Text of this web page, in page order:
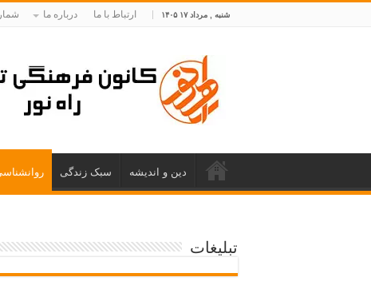
شنبه , مرداد ۱۷ ۱۴۰۵ ارتباط با ما درباره ما
دین و اندیشه سبک زندگی
تبلیغات